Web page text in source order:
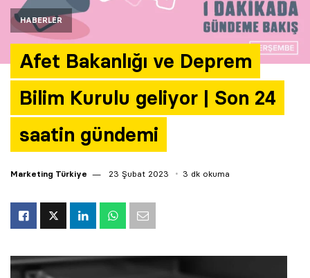
HABERLER
Afet Bakanlığı ve Deprem
Bilim Kurulu geliyor | Son 24
saatin gündemi
Marketing Türkiye 23 Şubat 2023 3 dk okuma